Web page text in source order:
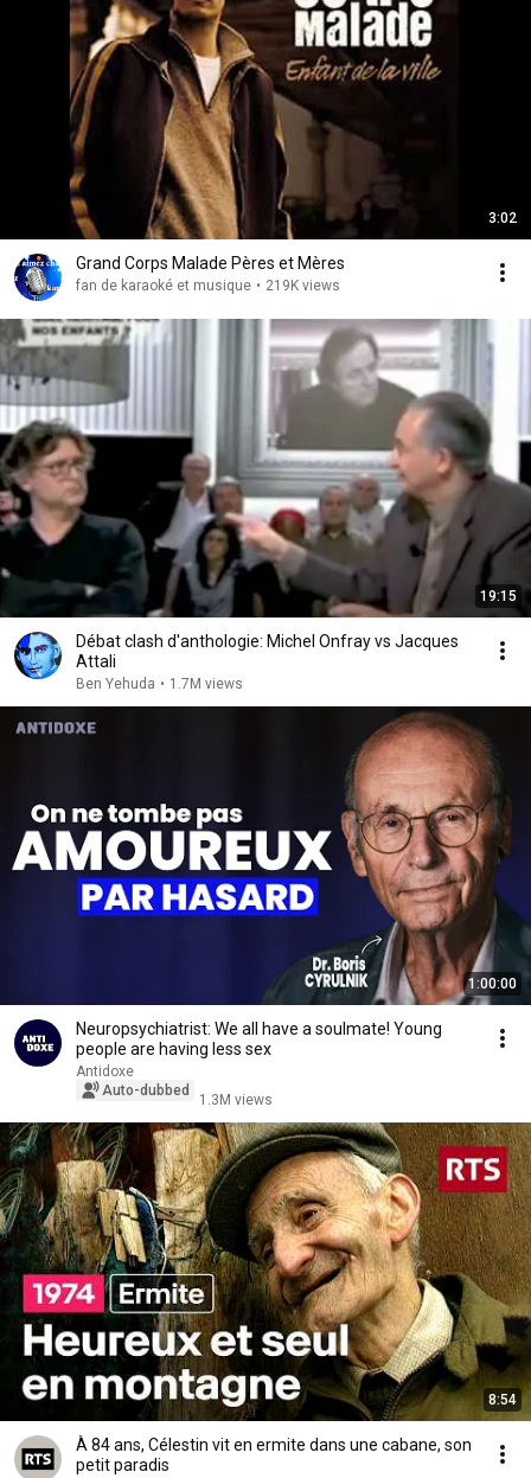
3:02
Grand Corps Malade Pères et Mères
fan de karaoké et musique • 219K views
19:15
Débat clash d'anthologie: Michel Onfray vs Jacques
Attali
Ben Yehuda • 1.7M views
1:00:00
Neuropsychiatrist: We all have a soulmate! Young
people are having less sex
Antidoxe
Auto-dubbed
1.3M views
8:54
À 84 ans, Célestin vit en ermite dans une cabane, son
petit paradis